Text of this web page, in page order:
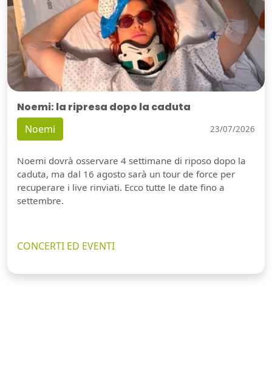
Noemi: la ripresa dopo la caduta
Noemi 23/07/2026
Noemi dovrà osservare 4 settimane di riposo dopo la
caduta, ma dal 16 agosto sarà un tour de force per
recuperare i live rinviati. Ecco tutte le date fino a
settembre.
CONCERTI ED EVENTI